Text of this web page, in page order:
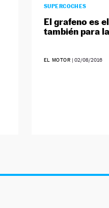
SUPERCOCHES
El grafeno es
también para
EL MOTOR |02/08/2016